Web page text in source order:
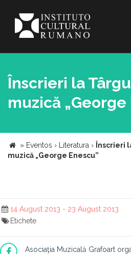
Înscrieri la
muzică „George
» Eventos › Literatura › Înscrieri
muzică „George Enescu”
14 August 2013 - 23 August 2013
Etichete
Asociaţia Muzicală Grafoart